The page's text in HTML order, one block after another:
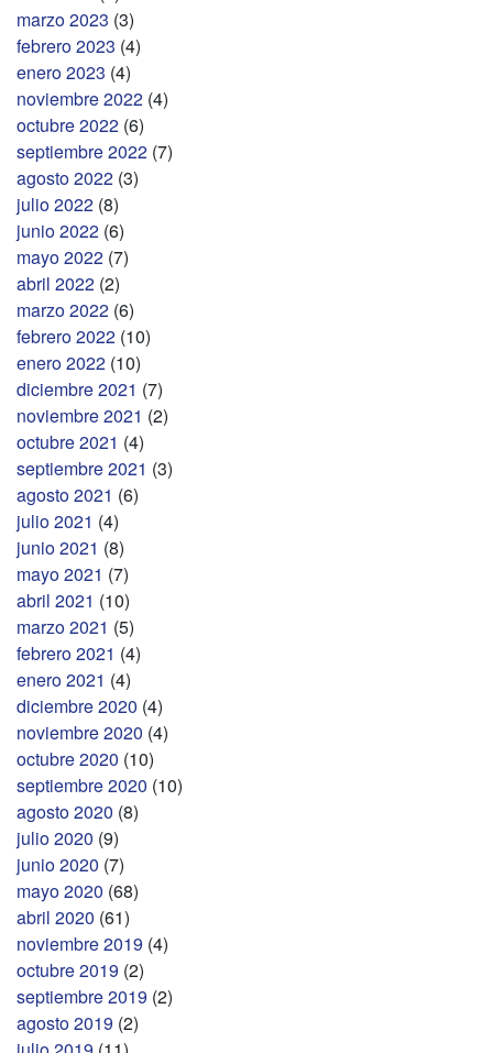
marzo 2023 (3)
febrero 2023 (4)
enero 2023 (4)
noviembre 2022 (4)
octubre 2022 (6)
septiembre 2022 (7)
agosto 2022 (3)
julio 2022 (8)
junio 2022 (6)
mayo 2022 (7)
abril 2022 (2)
marzo 2022 (6)
febrero 2022 (10)
enero 2022 (10)
diciembre 2021 (7)
noviembre 2021 (2)
octubre 2021 (4)
septiembre 2021 (3)
agosto 2021 (6)
julio 2021 (4)
junio 2021 (8)
mayo 2021 (7)
abril 2021 (10)
marzo 2021 (5)
febrero 2021 (4)
enero 2021 (4)
diciembre 2020 (4)
noviembre 2020 (4)
octubre 2020 (10)
septiembre 2020 (10)
agosto 2020 (8)
julio 2020 (9)
junio 2020 (7)
mayo 2020 (68)
abril 2020 (61)
noviembre 2019 (4)
octubre 2019 (2)
septiembre 2019 (2)
agosto 2019 (2)